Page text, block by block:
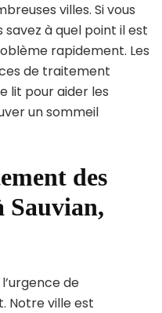
villes. Si vous
savez à quel point il est
rapidement. Les
de traitement
lit pour aider les
un sommeil
des
Sauvian,
de
Notre ville est